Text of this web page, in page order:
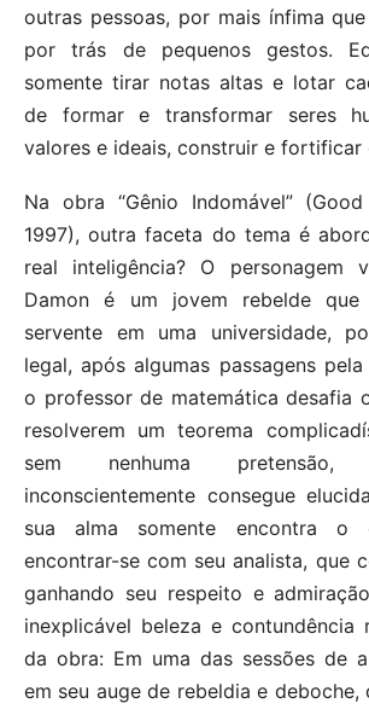
outras pessoas, por mais ínfima
por trás de pequenos gestos.
somente tirar notas altas e lotar
de formar e transformar seres
valores e ideais, construir e fortificar
Na obra “Gênio Indomável”
1997), outra faceta do tema é
real inteligência? O personagem
Damon é um jovem rebelde que
servente em uma universidade,
legal, após algumas passagens
o professor de matemática desafia
resolverem um teorema
sem nenhuma
inconscientemente consegue
sua alma somente encontra o
encontrar-se com seu analista, que
ganhando seu respeito e
inexplicável beleza e contundência
da obra: Em uma das sessões de
em seu auge de rebeldia e deboche,